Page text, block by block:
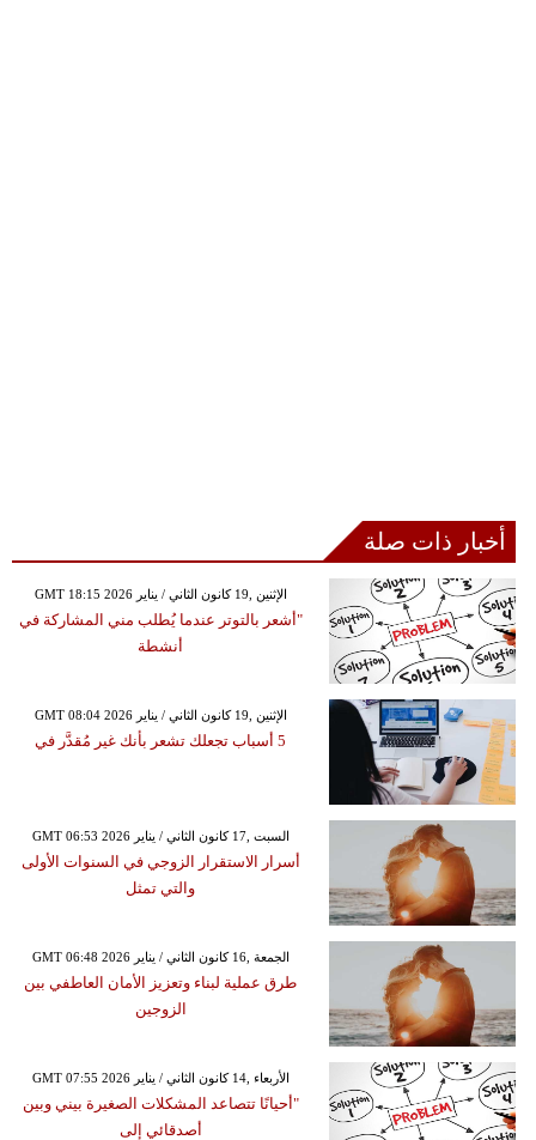
أخبار ذات صلة
GMT 18:15 2026 الإثنين ,19 كانون الثاني / يناير
"أشعر بالتوتر عندما يُطلب مني المشاركة في
أنشطة
GMT 08:04 2026 الإثنين ,19 كانون الثاني / يناير
5 أسباب تجعلك تشعر بأنك غير مُقدَّر في
GMT 06:53 2026 السبت ,17 كانون الثاني / يناير
أسرار الاستقرار الزوجي في السنوات الأولى
والتي تمثل
GMT 06:48 2026 الجمعة ,16 كانون الثاني / يناير
طرق عملية لبناء وتعزيز الأمان العاطفي بين
الزوجين
GMT 07:55 2026 الأربعاء ,14 كانون الثاني / يناير
"أحيانًا تتصاعد المشكلات الصغيرة بيني وبين
أصدقائي إلى